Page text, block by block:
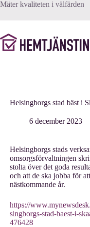
Hoppa
Mäter kvaliteten i välfärden
Helsingborgs stad bäst i
6 december 2023
Helsingborgs stads
omsorgsförvaltningen
stolta över det goda
och att de ska jobba för
nästkommande år.
https://
singborgs-stad-baest-i-
476428